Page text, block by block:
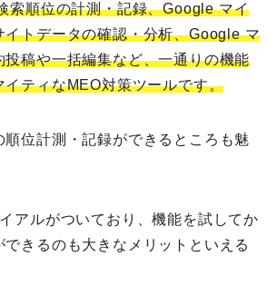
索順位の計測・記録、Google マイ
イトデータの確認・分析、Google マ
投稿や一括編集など、一通りの機能
イティなMEO対策ツールです。
順位計測・記録ができるところも魅
アルがついており、機能を試してか
できるのも大きなメリットといえる